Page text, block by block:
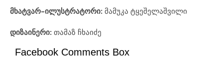
მხატვარ–ილუსტრატორი: მამუკა ტყეშელაშვილი
დიზაინერი: თამაზ ჩხაიძე
Facebook Comments Box